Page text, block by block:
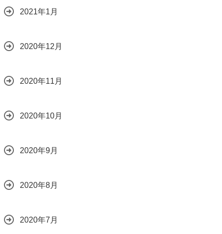
2021年1月
2020年12月
2020年11月
2020年10月
2020年9月
2020年8月
2020年7月